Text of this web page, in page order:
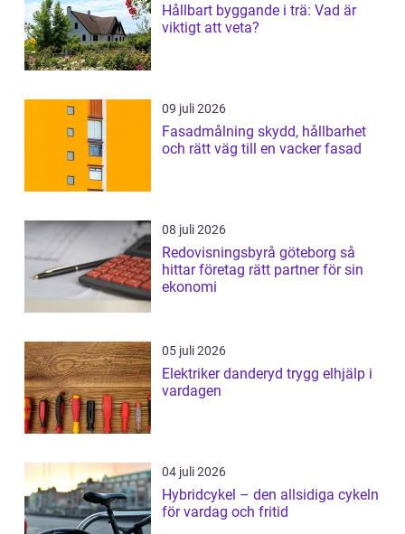
Hållbart byggande i trä: Vad är
viktigt att veta?
09 juli 2026
Fasadmålning skydd, hållbarhet
och rätt väg till en vacker fasad
08 juli 2026
Redovisningsbyrå göteborg så
hittar företag rätt partner för sin
ekonomi
05 juli 2026
Elektriker danderyd trygg elhjälp i
vardagen
04 juli 2026
Hybridcykel – den allsidiga cykeln
för vardag och fritid